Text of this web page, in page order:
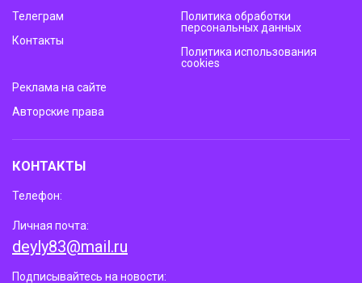
Телеграм
Контакты
Политика обработки
персональных данных
Политика использования
cookies
Реклама на сайте
Авторские права
КОНТАКТЫ
Телефон:
Личная почта:
deyly83@mail.ru
Подписывайтесь на новости: